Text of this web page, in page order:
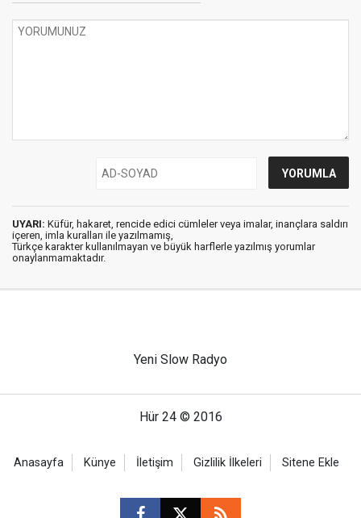
UYARI: Küfür, hakaret, rencide edici cümleler veya imalar, inançlara saldırı
içeren, imla kuralları ile yazılmamış,
Türkçe karakter kullanılmayan ve büyük harflerle yazılmış yorumlar
onaylanmamaktadır.
Yeni Slow Radyo
Hür 24 © 2016
Anasayfa Künye İletişim Gizlilik İlkeleri Sitene Ekle